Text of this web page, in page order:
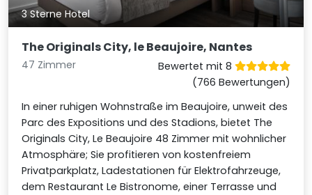
3 Sterne Hotel
The Originals City, le Beaujoire, Nantes
47 Zimmer
Bewertet mit 8
(766 Bewertungen)
In einer ruhigen Wohnstraße im Beaujoire, unweit des
Parc des Expositions und des Stadions, bietet The
Originals City, Le Beaujoire 48 Zimmer mit wohnlicher
Atmosphäre; Sie profitieren von kostenfreiem
Privatparkplatz, Ladestationen für Elektrofahrzeuge,
dem Restaurant Le Bistronome, einer Terrasse und